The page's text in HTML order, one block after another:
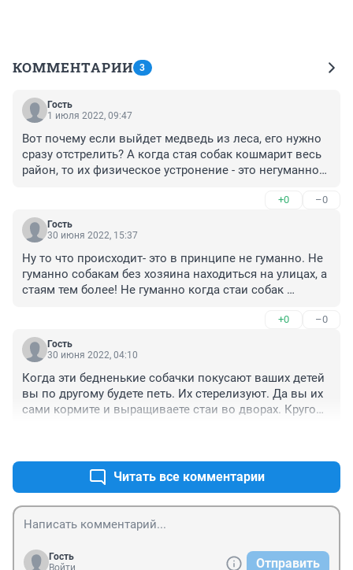
КОММЕНТАРИИ 3
Гость
1 июля 2022, 09:47
Вот почему если выйдет медведь из леса, его нужно
сразу отстрелить? А когда стая собак кошмарит весь
район, то их физическое устронение - это негуманно?
+0 –0
Гость
30 июня 2022, 15:37
Ну то что происходит- это в принципе не гуманно. Не
гуманно собакам без хозяина находиться на улицах, а
стаям тем более! Не гуманно когда стаи собак
не гуманно когда люди сами пытаются от стай
избавиться. Так что во всей истории в принципе нет
и не будет ни чего гуманного
+0 –0
Гость
30 июня 2022, 04:10
Когда эти бедненькие собачки покусают ваших детей
вы по другому будете петь. Их стерелизуют. Да вы их
сами кормите и выращиваете стаи во дворах. Кругом
Читать все комментарии
Гость
Войти
Отправить